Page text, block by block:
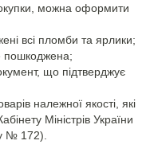
можна оформити
всі пломби та ярлики;
пошкоджена;
що підтверджує
належної якості, які
Міністрів України
№ 172).